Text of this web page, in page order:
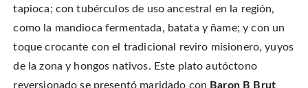
tapioca; con tubérculos de uso ancestral en la región,
como la mandioca fermentada, batata y ñame; y con un
toque crocante con el tradicional reviro misionero, yuyos
de la zona y hongos nativos. Este plato autóctono
reversionado se presentó maridado con Baron B Brut